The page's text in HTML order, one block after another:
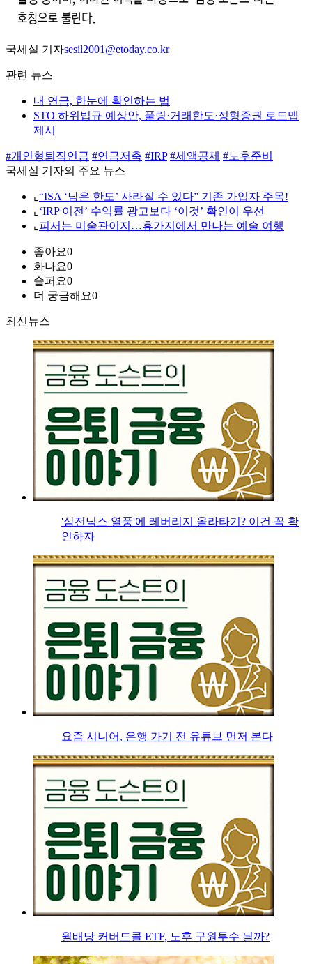
국세실 기자sesil2001@etoday.co.kr
관련 뉴스
내 연금, 한눈에 확인하는 법
STO 하위법규 예상안, 풀링·거래한도·정형증권 로드맵
제시
#개인형퇴직연금 #연금저축 #IRP #세액공제 #노후준비
국세실 기자의 주요 뉴스
⌞ “ISA ‘남은 한도’ 사라질 수 있다” 기존 가입자 주목!
⌞ ‘IRP 이전’ 수익률 광고보다 ‘이것’ 확인이 우선
⌞ 피서는 미술관이지…휴가지에서 만나는 예술 여행
좋아요0
화나요0
슬퍼요0
더 궁금해요0
최신뉴스
'삼전닉스 열풍'에 레버리지 올라타기? 이건 꼭 확
인하자
요즘 시니어, 은행 가기 전 유튜브 먼저 본다
월배당 커버드콜 ETF, 노후 구원투수 될까?